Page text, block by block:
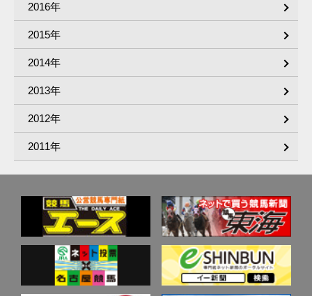
2016年
2015年
2014年
2013年
2012年
2011年